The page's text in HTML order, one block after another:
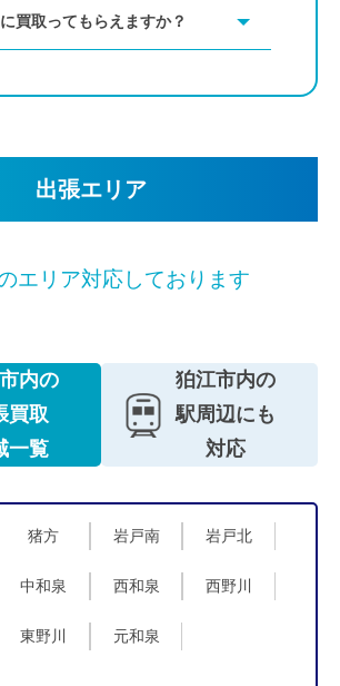
買取ってもらえますか？
出張エリア
エリア対応しております
内の
買取
一覧
狛江市内の
駅周辺にも
対応
猪方 岩戸南 岩戸北
中和泉 西和泉 西野川
東野川 元和泉